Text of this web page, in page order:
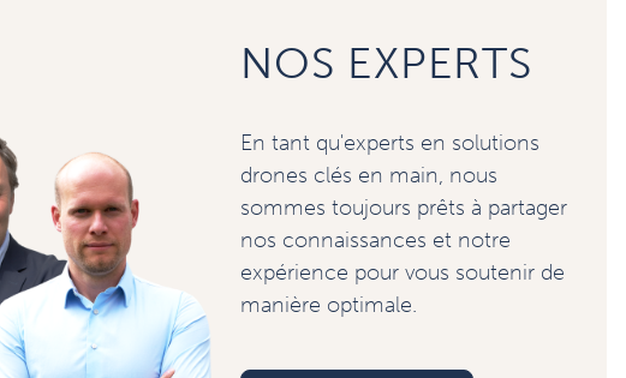
NOS EXPERTS
En tant qu'experts en solutions
drones clés en main, nous
sommes toujours prêts à partager
nos connaissances et notre
expérience pour vous soutenir de
manière optimale.